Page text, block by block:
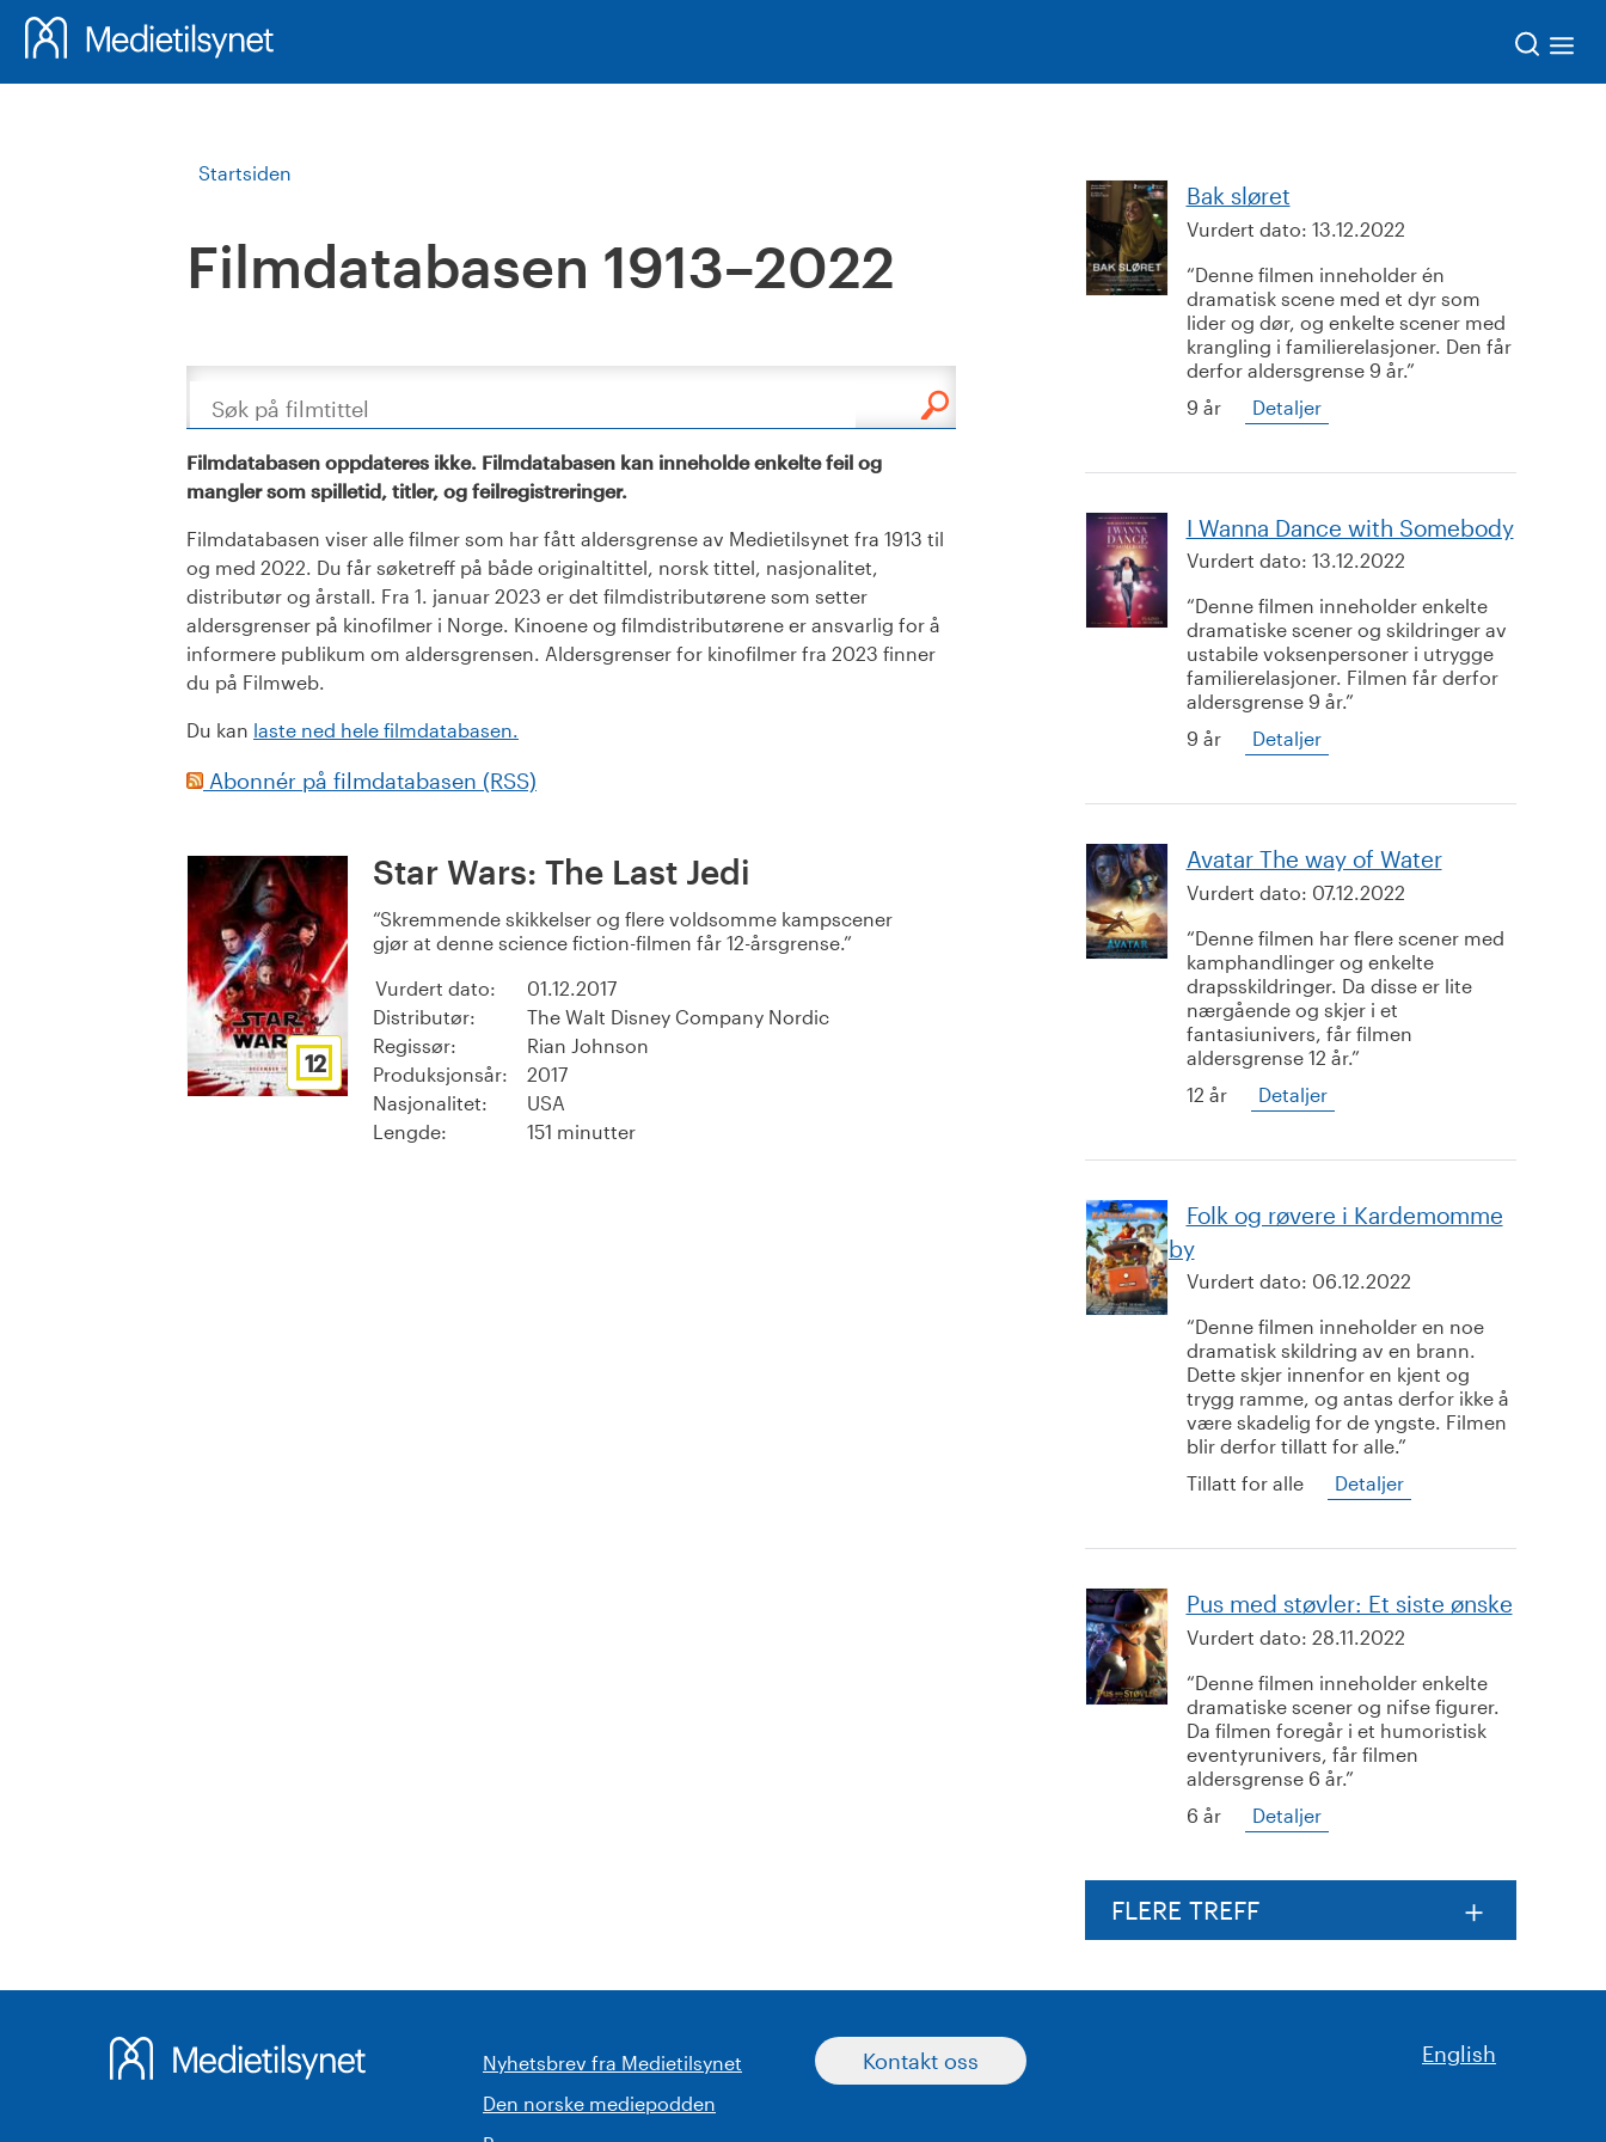
Startsiden
Filmdatabasen 1913–2022
Søk
Filmdatabasen oppdateres ikke. Filmdatabasen kan inneholde enkelte feil og
mangler som spilletid, titler, og feilregistreringer.
Filmdatabasen viser alle filmer som har fått aldersgrense av Medietilsynet fra 1913 til
og med 2022. Du får søketreff på både originaltittel, norsk tittel, nasjonalitet,
distributør og årstall. Fra 1. januar 2023 er det filmdistributørene som setter
aldersgrenser på kinofilmer i Norge. Kinoene og filmdistributørene er ansvarlig for å
informere publikum om aldersgrensen. Aldersgrenser for kinofilmer fra 2023 finner
du på Filmweb.
Du kan laste ned hele filmdatabasen.
Abonnér på filmdatabasen (RSS)
12
Star Wars: The Last Jedi
Skremmende skikkelser og flere voldsomme kampscener
gjør at denne science fiction-filmen får 12-årsgrense.
Vurdert dato:
01.12.2017
Distributør:
The Walt Disney Company Nordic
Regissør:
Rian Johnson
Produksjonsår:
2017
Nasjonalitet:
USA
Lengde:
151 minutter
Bak sløret
Vurdert dato: 13.12.2022
Denne filmen inneholder én
dramatisk scene med et dyr som
lider og dør, og enkelte scener med
krangling i familierelasjoner. Den får
derfor aldersgrense 9 år.
9 år
Detaljer
I Wanna Dance with Somebody
Vurdert dato: 13.12.2022
Denne filmen inneholder enkelte
dramatiske scener og skildringer av
ustabile voksenpersoner i utrygge
familierelasjoner. Filmen får derfor
aldersgrense 9 år.
9 år
Detaljer
Avatar The way of Water
Vurdert dato: 07.12.2022
Denne filmen har flere scener med
kamphandlinger og enkelte
drapsskildringer. Da disse er lite
nærgående og skjer i et
fantasiunivers, får filmen
aldersgrense 12 år.
12 år
Detaljer
Folk og røvere i Kardemomme
by
Vurdert dato: 06.12.2022
Denne filmen inneholder en noe
dramatisk skildring av en brann.
Dette skjer innenfor en kjent og
trygg ramme, og antas derfor ikke å
være skadelig for de yngste. Filmen
blir derfor tillatt for alle.
Tillatt for alle
Detaljer
Pus med støvler: Et siste ønske
Vurdert dato: 28.11.2022
Denne filmen inneholder enkelte
dramatiske scener og nifse figurer.
Da filmen foregår i et humoristisk
eventyrunivers, får filmen
aldersgrense 6 år.
6 år
Detaljer
FLERE TREFF
Nyhetsbrev fra Medietilsynet
Den norske mediepodden
Kontakt oss English